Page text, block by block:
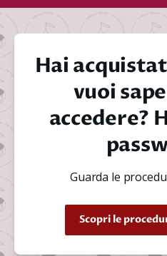
Hai
vuoi
accedere?
Guarda le
Scopri le